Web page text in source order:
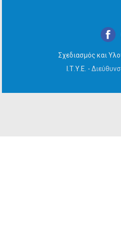
Σχεδιασμός και
Ι.Τ.Υ.Ε. -